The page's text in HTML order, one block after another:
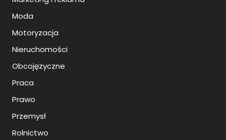
Moda
Motoryzacja
Nieruchomości
Obcojęzyczne
Praca
Prawo
Przemysł
Rolnictwo